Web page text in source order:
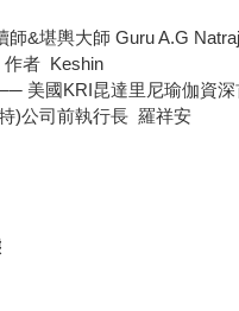
&堪輿大師 Guru A.G
作者 Keshin
美國KRI昆達里尼瑜伽資
)公司前執行長 羅祥安